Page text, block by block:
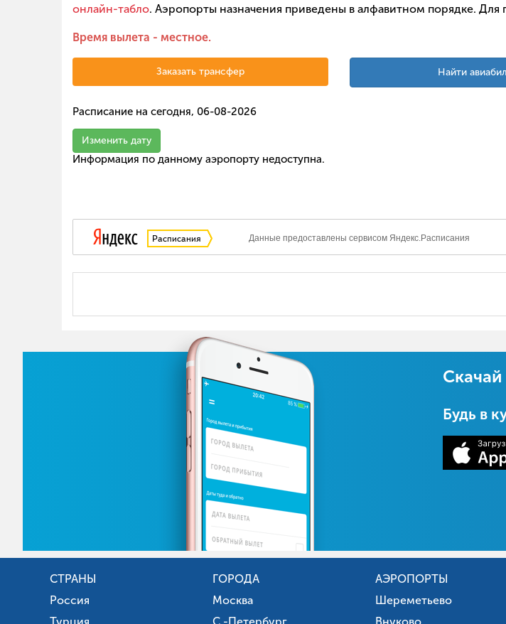
онлайн-табло. Аэропорты назначения приведены в алфавитном порядке. Для
Время вылета - местное.
Заказать трансфер Найти
Расписание на сегодня, 06-08-2026
Изменить дату
Информация по данному аэропорту недоступна.
Будь в
СТРАНЫ
Россия
ГОРОДА
Москва
АЭРОПОРТЫ
Шереметьево